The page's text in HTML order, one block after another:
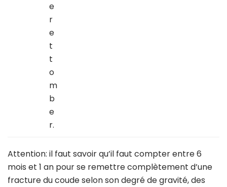
e
r
e
t
t
o
m
b
e
r.
Attention: il faut savoir qu’il faut compter entre 6
mois et 1 an pour se remettre complètement d’une
fracture du coude selon son degré de gravité, des